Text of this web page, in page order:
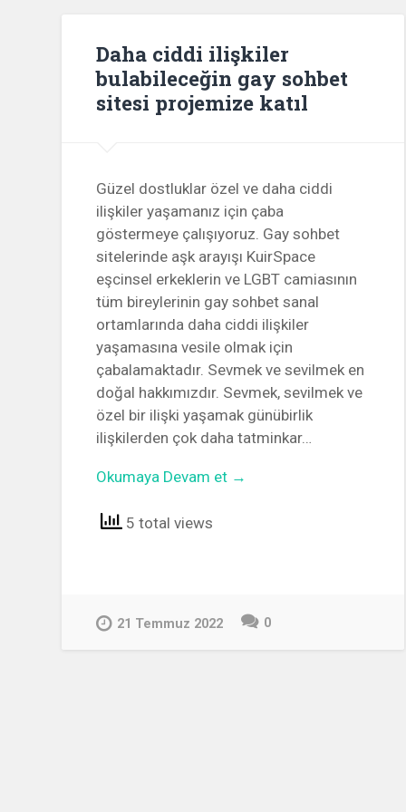
Daha ciddi ilişkiler
bulabileceğin gay sohbet
sitesi projemize katıl
Güzel dostluklar özel ve daha ciddi
ilişkiler yaşamanız için çaba
göstermeye çalışıyoruz. Gay sohbet
sitelerinde aşk arayışı KuirSpace
eşcinsel erkeklerin ve LGBT camiasının
tüm bireylerinin gay sohbet sanal
ortamlarında daha ciddi ilişkiler
yaşamasına vesile olmak için
çabalamaktadır. Sevmek ve sevilmek en
doğal hakkımızdır. Sevmek, sevilmek ve
özel bir ilişki yaşamak günübirlik
ilişkilerden çok daha tatminkar…
Okumaya Devam et →
5 total views
21 Temmuz 2022 0